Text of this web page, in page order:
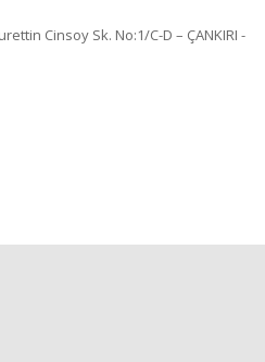
Cinsoy Sk. No:1/C-D – ÇANKIRI -